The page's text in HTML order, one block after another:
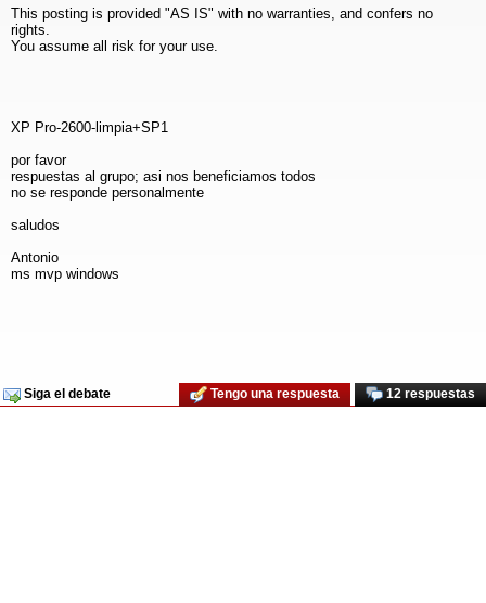
This posting is provided "AS IS" with no warranties, and confers no
rights.
You assume all risk for your use.
XP Pro-2600-limpia+SP1
por favor
respuestas al grupo; asi nos beneficiamos todos
no se responde personalmente
saludos
Antonio
ms mvp windows
Siga el debate 12 respuestas
Tengo una respuesta